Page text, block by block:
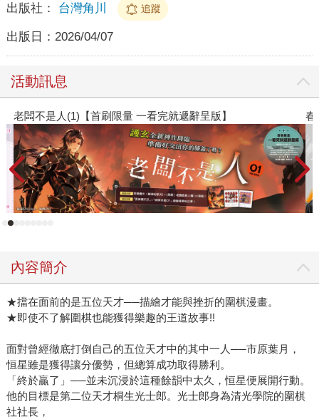
出版社： 台灣角川 追蹤
出版日： 2026/04/07
活動訊息
春光ｘ奇幻基地｜全書系展
內容簡介
★擋在面前的是五位天才──描繪才能與挫折的圍棋漫畫。
★即使不了解圍棋也能獲得樂趣的王道故事!!
面對曾經徹底打倒自己的五位天才中的其中一人──市原葉月，
恒星雖是獲得讓分優勢，但總算成功取得勝利。
「終於贏了」──並未沉浸於這種餘韻中太久，恒星便展開行動。
他的目標是第二位天才桐生光士郎。光士郎身為清光學院的圍棋
社社長，